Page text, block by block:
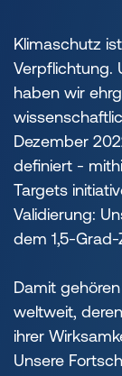
Klimaschutz
Verpflichtung.
haben wir
Dezember
definiert -
Targets
Validierung:
dem 1,5-
Damit
weltweit,
ihrer
Unsere